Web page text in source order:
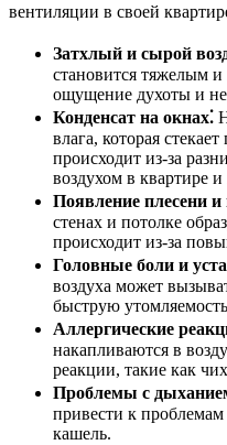
вентиляции в своей
Затхлый и сырой
становится тяжелым
ощущение духоты и
Конденсат на окнах⁚
влага, которая
происходит из-за
воздухом в квартире
Появление плесени и
стенах и потолке
происходит из-за
Головные боли и
воздуха может
быструю
Аллергические
накапливаются в
реакции, такие как
Проблемы с
привести к
кашель.